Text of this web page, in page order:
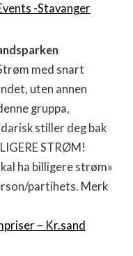
-Stavanger
med snart
uten annen
gruppa,
stiller deg bak
STRØM!
ha billigere strøm»
partihets. Merk
– Kr.sand